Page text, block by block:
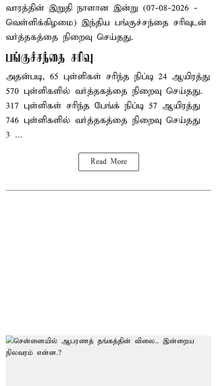
வாரத்தின் இறுதி நாளான இன்று (07-08-2026 -
வெள்ளிக்கிழமை) இந்திய பங்குச்சந்தை சரிவுடன்
வர்த்தகத்தை நிறைவு செய்தது.
பங்குச்சந்தை சரிவு
அதன்படி, 65 புள்ளிகள் சரிந்த நிப்டி 24 ஆயிரத்து
570 புள்ளிகளில் வர்த்தகத்தை நிறைவு செய்தது.
317 புள்ளிகள் சரிந்த பேங்க் நிப்டி 57 ஆயிரத்து
746 புள்ளிகளில் வர்த்தகத்தை நிறைவு செய்தது
3 ...
Read More